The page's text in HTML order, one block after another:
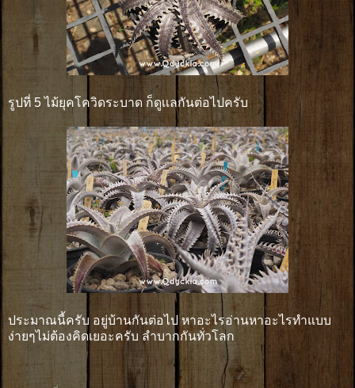
รูปที่ 5 ไม้ยุคโควิดระบาด ก็ดูเเลกันต่อไปครับ
ประมาณนี้ครับ อยู่บ้านกันต่อไป หาอะไรอ่านหาอะไรทำแบบ
ง่ายๆไม่ต้องคิดเยอะครับ ลำบากกันทั่วโลก